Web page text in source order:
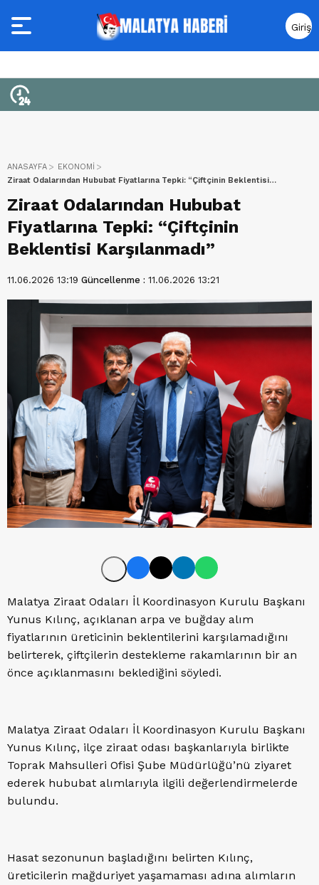
Giriş
Yap
ANASAYFA
EKONOMİ
Ziraat Odalarından Hububat Fiyatlarına Tepki: “Çiftçinin Beklentisi
Ziraat Odalarından Hububat
Fiyatlarına Tepki: “Çiftçinin
Beklentisi Karşılanmadı”
11.06.2026 13:19 Güncellenme : 11.06.2026 13:21
Malatya Ziraat Odaları İl Koordinasyon Kurulu Başkanı
Yunus Kılınç, açıklanan arpa ve buğday alım
fiyatlarının üreticinin beklentilerini karşılamadığını
belirterek, çiftçilerin destekleme rakamlarının bir an
önce açıklanmasını beklediğini söyledi.
Malatya Ziraat Odaları İl Koordinasyon Kurulu Başkanı
Yunus Kılınç, ilçe ziraat odası başkanlarıyla birlikte
Toprak Mahsulleri Ofisi Şube Müdürlüğü’nü ziyaret
ederek hububat alımlarıyla ilgili değerlendirmelerde
bulundu.
Hasat sezonunun başladığını belirten Kılınç,
üreticilerin mağduriyet yaşamaması adına alımların